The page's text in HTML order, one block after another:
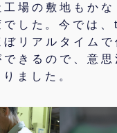
場の敷地もかな
でした。今では
リアルタイムで
きるので、意思
ました。